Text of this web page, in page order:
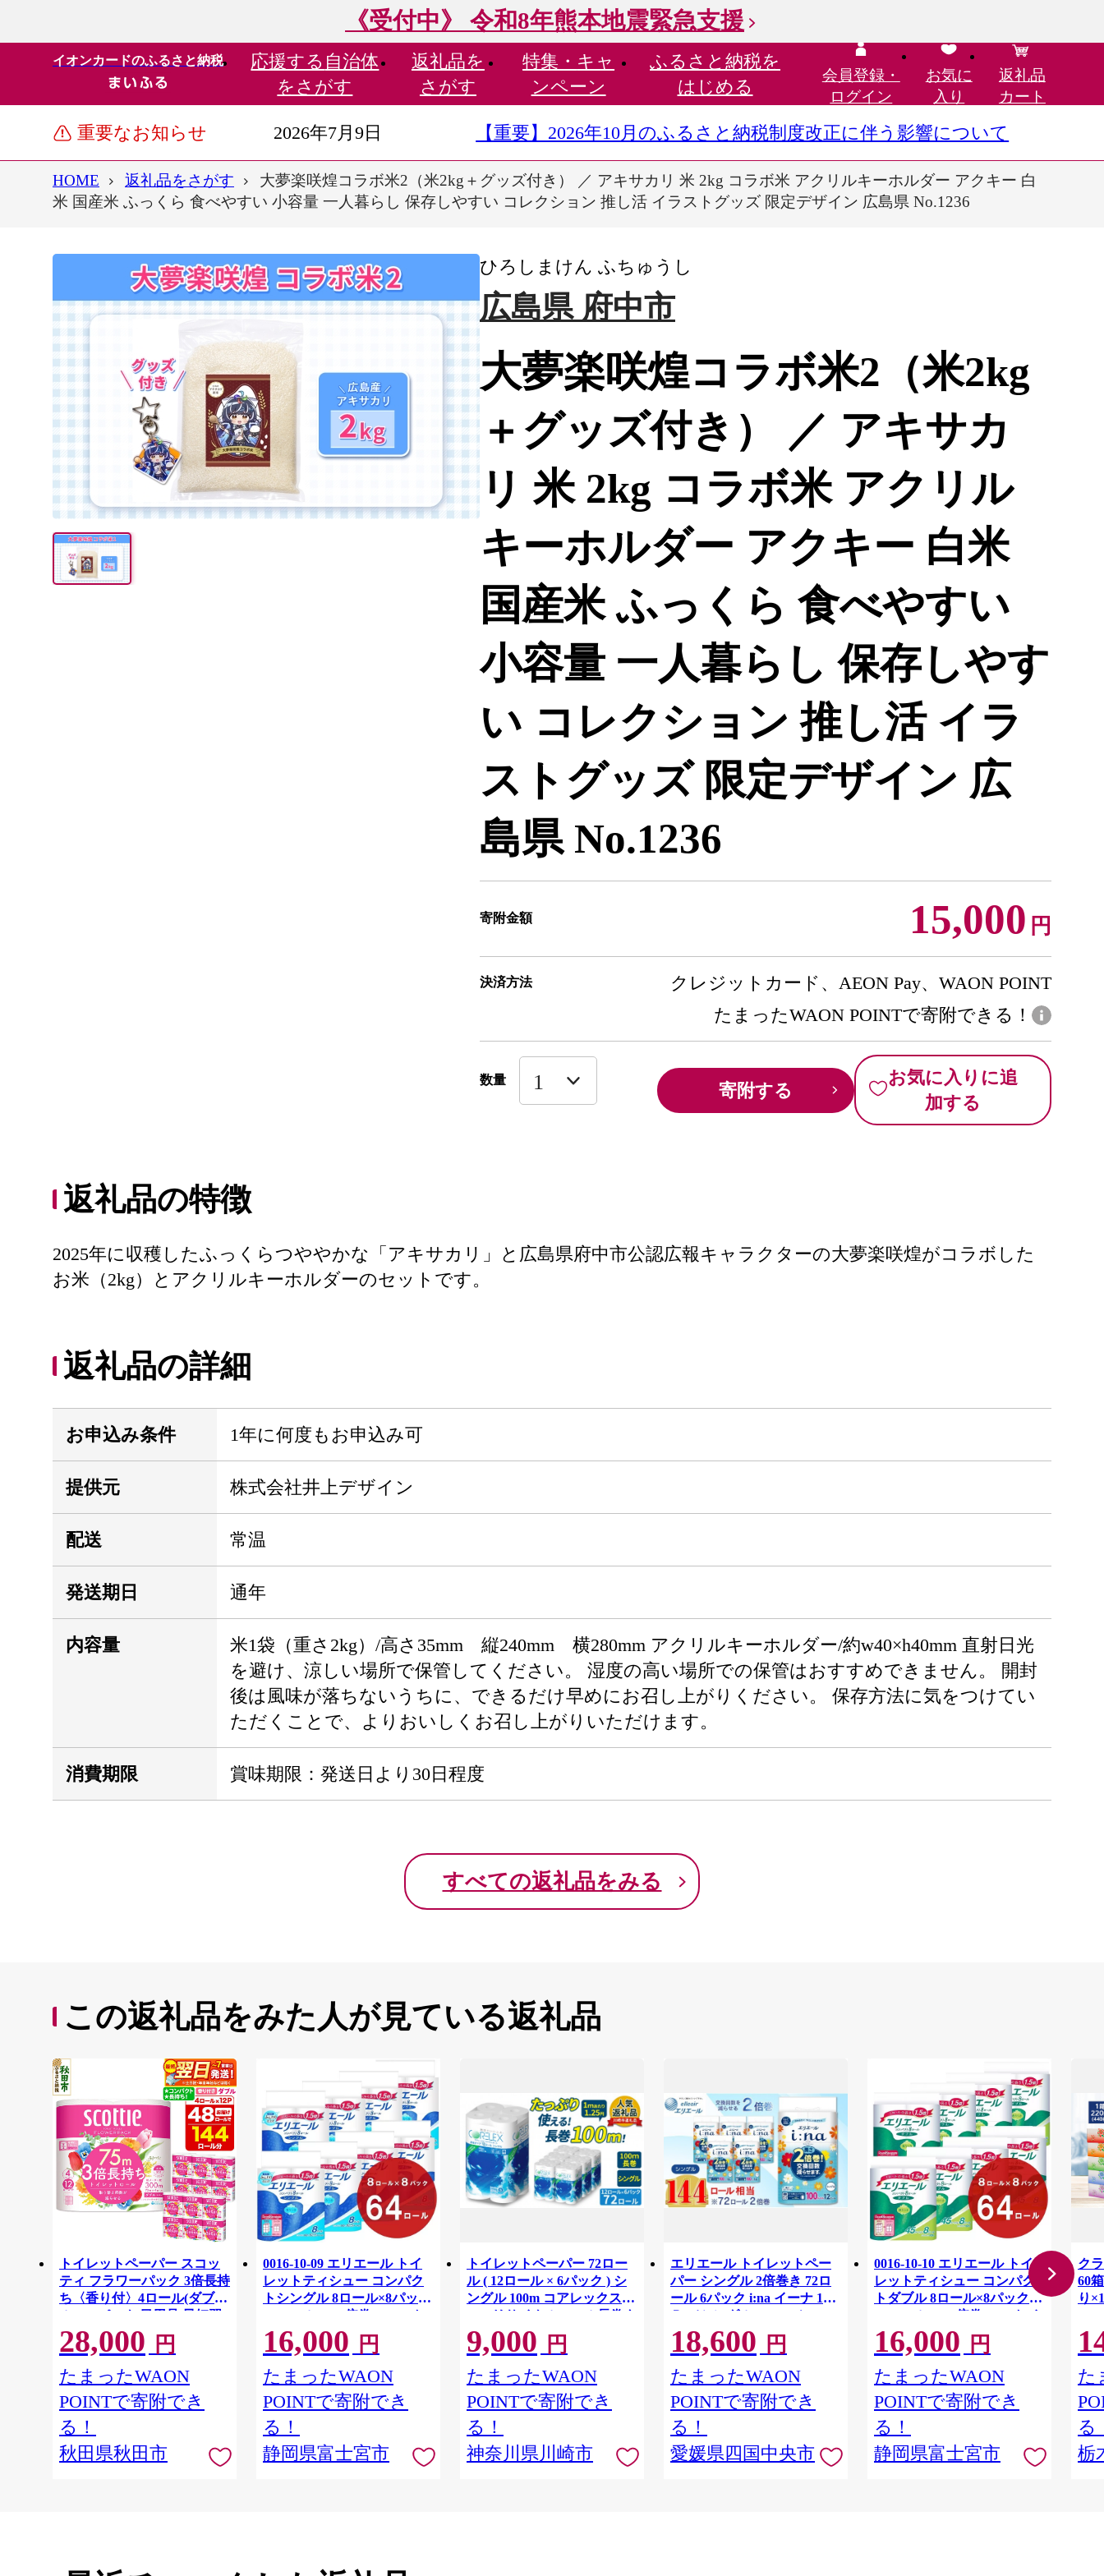
《受付中》 令和8年熊本地震緊急支援
イオンカードのふるさと納税 応援する 自治体
をさがす
返礼品を
さがす
特集・ キャ
ンペーン
ふるさと納税を
はじめる
会員登録・
ログイン
お気に
入り
返礼品
カート
重要なお知らせ 2026年7月9日 【重要】2026年10月のふるさと納税制度改正に伴う影響について
HOME 返礼品をさがす
大夢楽咲煌コラボ米2（米2kg＋グッズ付き） ／ アキサカリ 米 2kg コラボ米 アクリルキーホルダー アクキー 白
米 国産米 ふっくら 食べやすい 小容量 一人暮らし 保存しやすい コレクション 推し活 イラストグッズ 限定デザイン 広島県 No.1236
ひろしまけん ふちゅうし
広島県 府中市
大夢楽咲煌コラボ米2（米2kg
＋グッズ付き） ／ アキサカ
リ 米 2kg コラボ米 アクリル
キーホルダー アクキー 白米
国産米 ふっくら 食べやすい
小容量 一人暮らし 保存しやす
い コレクション 推し活 イラ
ストグッズ 限定デザイン 広
島県 No.1236
寄附金額 15,000 円
決済方法
クレジットカード、AEON Pay、WAON POINT
たまったWAON POINTで寄附できる！
数量 寄附する
お気に入りに追
加する
返礼品の特徴
2025年に収穫したふっくらつややかな「アキサカリ」と広島県府中市公認広報キャラクターの大夢楽咲煌がコラボした
お米（2kg）とアクリルキーホルダーのセットです。
返礼品の詳細
お申込み条件 1年に何度もお申込み可
提供元 株式会社井上デザイン
配送 常温
発送期日 通年
内容量
米1袋（重さ2kg）/高さ35mm 縦240mm 横280mm アクリルキーホルダー/約w40×h40mm 直射日光
を避け、涼しい場所で保管してください。 湿度の高い場所での保管はおすすめできません。 開封
後は風味が落ちないうちに、できるだけ早めにお召し上がりください。 保存方法に気をつけてい
ただくことで、よりおいしくお召し上がりいただけます。
消費期限 賞味期限：発送日より30日程度
すべての返礼品をみる
この返礼品をみた人が見ている返礼品
トイレットペーパー スコッ
ティ フラワーパック 3倍長持
ち〈香り付〉4ロール(ダブ
ル)×12パック 日用品 最短翌
日発送 [スコッティ フラワー
パック トイレットペーパー
日本製紙クレシア] 秋田県秋
田市
28,000 円
たまったWAON
POINTで寄附でき
る！
秋田県秋田市
0016-10-09 エリエール トイ
レットティシュー コンパク
トシングル 8ロール×8パック
64ロール 1.5倍巻 82.5m ト
イレットペーパー シングル
パルプ100％ 香りつき 日用品
消耗品 備蓄
16,000 円
たまったWAON
POINTで寄附でき
る！
静岡県富士宮市
トイレットペーパー 72ロー
ル ( 12ロール × 6パック ) シ
ングル 100m コアレックス
FSCリサイクルロール長巻タ
イプ 再生紙 100％ 日用品 消
耗品 防災 備蓄 トイレットペ
ーパー トイレ 神奈川県 川崎
市 トイレットペーパー 新生
活 生活雑貨 生活用品 といれ
っとぺーぱー 長持ち 長巻き
まとめ 非常 便利 サステナブ
ル エコ トイレットペーパー
9,000 円
たまったWAON
POINTで寄附でき
る！
神奈川県川崎市
エリエール トイレットペー
パー シングル 2倍巻き 72ロ
ール 6パック i:na イーナ 12
Ｒ （シングル・100ｍ） × 6
パック 日用品 消耗品 新生活
備蓄 防災 愛媛県 四国中央市
18,600 円
たまったWAON
POINTで寄附でき
る！
愛媛県四国中央市
0016-10-10 エリエール トイ
レットティシュー コンパク
トダブル 8ロール×8パック
64ロール 1.5倍巻 45m トイ
レットペーパー ダブル パル
プ100％ 香りつき 日用品 消
耗品 備蓄
16,000 円
たまったWAON
POINTで寄附でき
る！
静岡県富士宮市
ク
60
り
た
る
栃